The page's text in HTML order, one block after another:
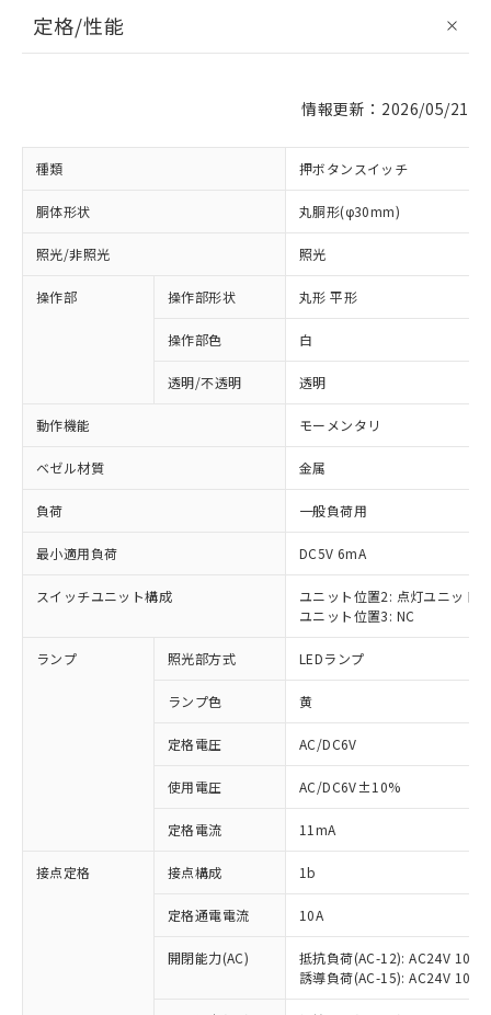
定格/性能
情報更新：2026/05/21
種類 押ボタンスイッチ
胴体形状 丸胴形(φ30mm)
照光/非照光 照光
操作部 操作部形状 丸形 平形
操作部色 白
透明/不透明 透明
動作機能 モーメンタリ
ベゼル材質 金属
負荷 一般負荷用
最小適用負荷 DC5V 6mA
スイッチユニット構成
ユニット位置2: 点灯ユニット
ユニット位置3: NC
ランプ 照光部方式 LEDランプ
ランプ色 黄
定格電圧 AC/DC6V
使用電圧 AC/DC6V±10%
定格電流 11mA
接点定格 接点構成 1b
定格通電電流 10A
開閉能力(AC)
抵抗負荷(AC-12): AC24V 10A/
誘導負荷(AC-15): AC24V
以下の条件をお読みいただき、同意のうえ
本サービスは、当社制御機器事業取扱
商品の当社在庫状況および標準価格
(税抜)を提供させていただくもので
当社制御機器事業取扱商品の中には、
本サービスの対象外となる商品もある
非含有に対応した製品が提供可能な商品で
対応予定：EU RoHS指令（10物質）の非含
有に対応した製品に切り替える予定のある
対応予定なし：EU RoHS指令（10物質）の
非含有に非対応の商品で、対応品を出す予
調査・確認中：EU RoHS指令（10物質）の
非含有の対応状況を調査中または確認中の
非該当品：ライセンス料など無形物で、有
害物質有無と関係のない商品です。
仕入先様の事情により、非含有部品として
「○」：最大均質材料含有率が中国RoHSの
基準値以下であることを示します。
「×」：最大均質材料含有率が中国RoHSの